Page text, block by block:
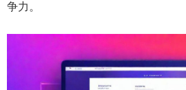
争力。